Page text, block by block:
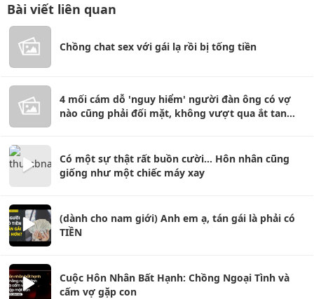
Bài viết liên quan
Chồng chat sex với gái lạ rồi bị tống tiền
4 mối cám dỗ 'nguy hiểm' người đàn ông có vợ
nào cũng phải đối mặt, không vượt qua ắt tan
Có một sự thật rất buồn cười... Hôn nhân cũng
giống như một chiếc máy xay
(dành cho nam giới) Anh em ạ, tán gái là phải có
TIỀN
Cuộc Hôn Nhân Bất Hạnh: Chồng Ngoại Tình và
cấm vợ gặp con